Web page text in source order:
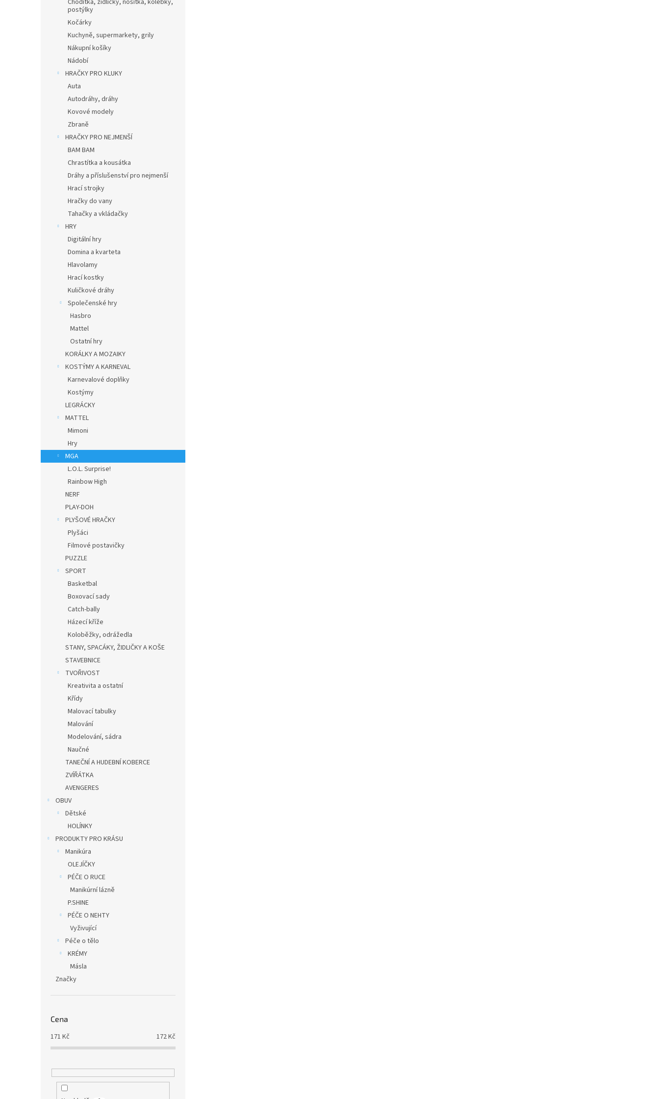
Chodítka, židličky, nosítka, kolébky,
postýlky
Kočárky
Kuchyně, supermarkety, grily
Nákupní košíky
Nádobí
HRAČKY PRO KLUKY
Auta
Autodráhy, dráhy
Kovové modely
Zbraně
HRAČKY PRO NEJMENŠÍ
BAM BAM
Chrastítka a kousátka
Dráhy a příslušenství pro nejmenší
Hrací strojky
Hračky do vany
Tahačky a vkládačky
HRY
Digitální hry
Domina a kvarteta
Hlavolamy
Hrací kostky
Kuličkové dráhy
Společenské hry
Hasbro
Mattel
Ostatní hry
KORÁLKY A MOZAIKY
KOSTÝMY A KARNEVAL
Karnevalové doplňky
Kostýmy
LEGRÁCKY
MATTEL
Mimoni
Hry
MGA
L.O.L. Surprise!
Rainbow High
NERF
PLAY-DOH
PLYŠOVÉ HRAČKY
Plyšáci
Filmové postavičky
PUZZLE
SPORT
Basketbal
Boxovací sady
Catch-bally
Házecí kříže
Koloběžky, odrážedla
STANY, SPACÁKY, ŽIDLIČKY A KOŠE
STAVEBNICE
TVOŘIVOST
Kreativita a ostatní
Křídy
Malovací tabulky
Malování
Modelování, sádra
Naučné
TANEČNÍ A HUDEBNÍ KOBERCE
ZVÍŘÁTKA
AVENGERES
OBUV
Dětské
HOLÍNKY
PRODUKTY PRO KRÁSU
Manikúra
OLEJÍČKY
PÉČE O RUCE
Manikúrní lázně
P.SHINE
PÉČE O NEHTY
Vyživující
Péče o tělo
KRÉMY
Másla
Značky
Cena
171 Kč 172Kč